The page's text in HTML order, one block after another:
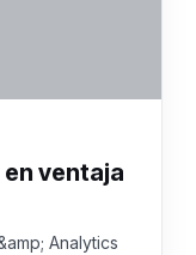
ventaja
Analytics